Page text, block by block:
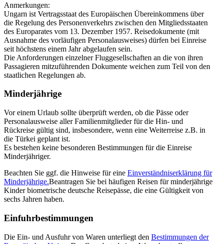
Anmerkungen:
Ungarn ist Vertragsstaat des Europäischen Übereinkommens über
die Regelung des Personenverkehrs zwischen den Mitgliedsstaaten
des Europarates vom 13. Dezember 1957. Reisedokumente (mit
Ausnahme des vorläufigen Personalausweises) dürfen bei Einreise
seit höchstens einem Jahr abgelaufen sein.
Die Anforderungen einzelner Fluggesellschaften an die von ihren
Passagieren mitzuführenden Dokumente weichen zum Teil von den
staatlichen Regelungen ab.
Minderjährige
Vor einem Urlaub sollte überprüft werden, ob die Pässe oder
Personalausweise aller Familienmitglieder für die Hin- und
Rückreise gültig sind, insbesondere, wenn eine Weiterreise z.B. in
die Türkei geplant ist.
Es bestehen keine besonderen Bestimmungen für die Einreise
Minderjähriger.
Beachten Sie ggf. die Hinweise für eine Einverständniserklärung für
Minderjährige.Beantragen Sie bei häufigen Reisen für minderjährige
Kinder biometrische deutsche Reisepässe, die eine Gültigkeit von
sechs Jahren haben.
Einfuhrbestimmungen
Die Ein- und Ausfuhr von Waren unterliegt den Bestimmungen der